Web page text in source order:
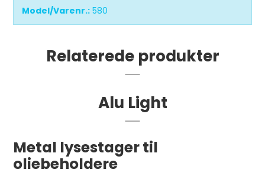
Model/Varenr.: 580
Relaterede produkter
Alu Light
Metal lysestager til
oliebeholdere